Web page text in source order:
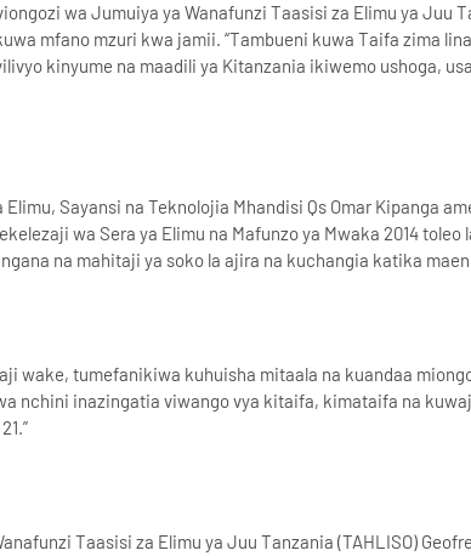
wa Jumuiya ya Wanafunzi Taasisi za Elimu ya Juu
mfano mzuri kwa jamii. “Tambueni kuwa Taifa zima
kinyume na maadili ya Kitanzania ikiwemo ushoga,
Sayansi na Teknolojia Mhandisi Qs Omar Kipanga
wa Sera ya Elimu na Mafunzo ya Mwaka 2014 toleo
na mahitaji ya soko la ajira na kuchangia katika
wake, tumefanikiwa kuhuisha mitaala na kuandaa
nchini inazingatia viwango vya kitaifa, kimataifa na
Taasisi za Elimu ya Juu Tanzania (TAHLISO)